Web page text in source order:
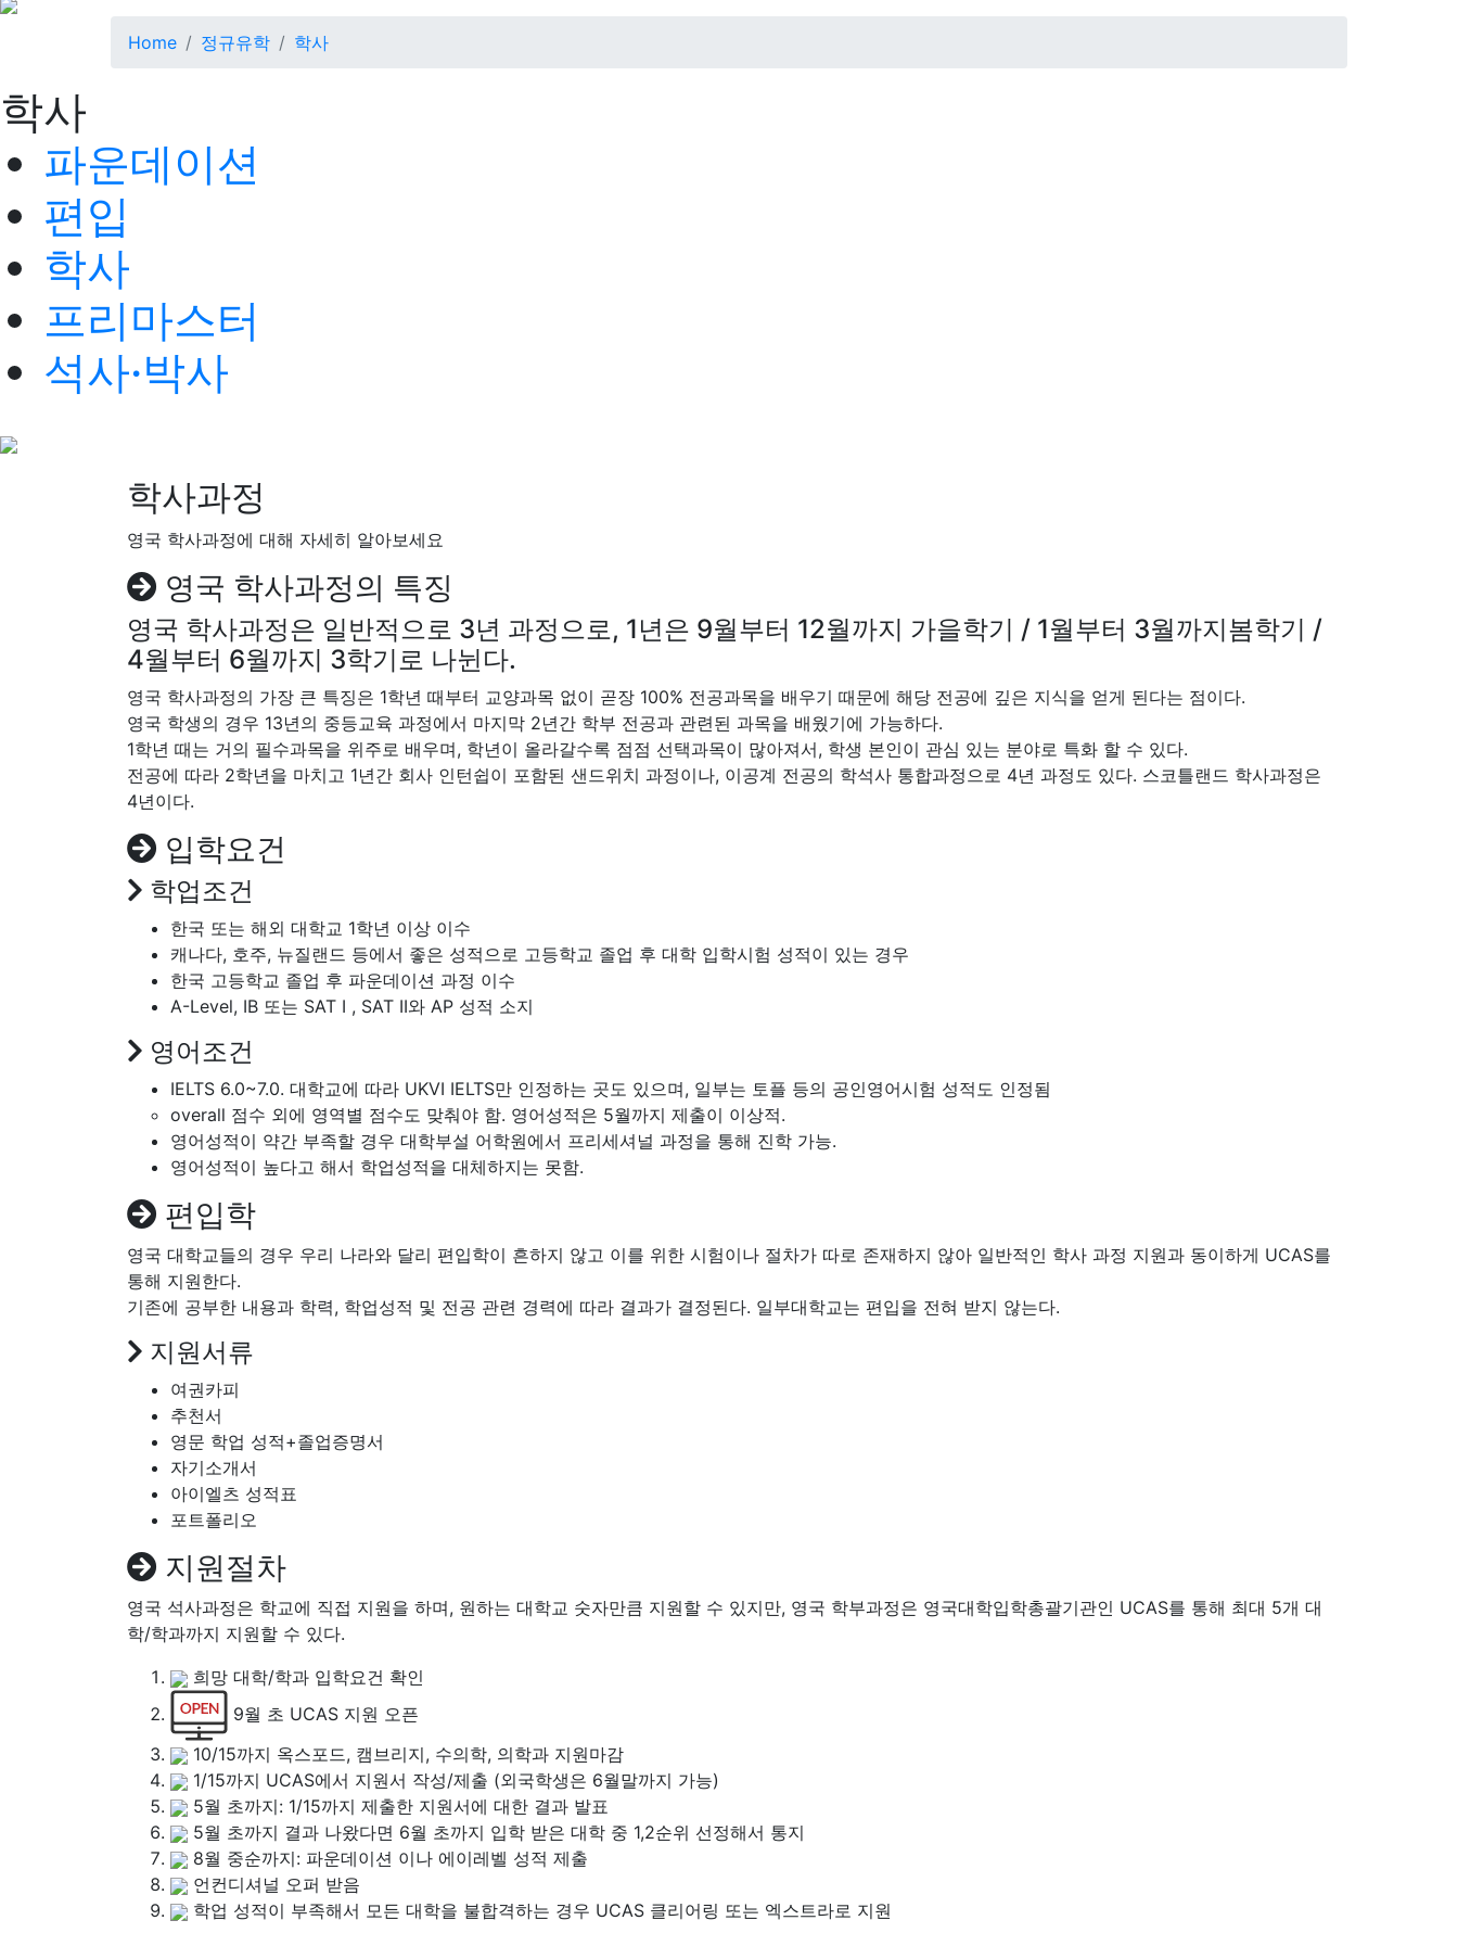
Home 정규유학 학사
학사
파운데이션
편입
학사
프리마스터
석사·박사
학사과정
영국 학사과정에 대해 자세히 알아보세요
영국 학사과정의 특징
영국 학사과정은 일반적으로 3년 과정으로, 1년은 9월부터 12월까지 가을학기 / 1월부터 3월까지봄학기 /
4월부터 6월까지 3학기로 나뉜다.
영국 학사과정의 가장 큰 특징은 1학년 때부터 교양과목 없이 곧장 100% 전공과목을 배우기 때문에 해당 전공에 깊은 지식을 얻게 된다는 점이다.
영국 학생의 경우 13년의 중등교육 과정에서 마지막 2년간 학부 전공과 관련된 과목을 배웠기에 가능하다.
1학년 때는 거의 필수과목을 위주로 배우며, 학년이 올라갈수록 점점 선택과목이 많아져서, 학생 본인이 관심 있는 분야로 특화 할 수 있다.
전공에 따라 2학년을 마치고 1년간 회사 인턴쉽이 포함된 샌드위치 과정이나, 이공계 전공의 학석사 통합과정으로 4년 과정도 있다. 스코틀랜드 학사과정은
4년이다.
입학요건
학업조건
한국 또는 해외 대학교 1학년 이상 이수
캐나다, 호주, 뉴질랜드 등에서 좋은 성적으로 고등학교 졸업 후 대학 입학시험 성적이 있는 경우
한국 고등학교 졸업 후 파운데이션 과정 이수
A-Level, IB 또는 SAT I , SAT II와 AP 성적 소지
영어조건
IELTS 6.0~7.0. 대학교에 따라 UKVI IELTS만 인정하는 곳도 있으며, 일부는 토플 등의 공인영어시험 성적도 인정됨
overall 점수 외에 영역별 점수도 맞춰야 함. 영어성적은 5월까지 제출이 이상적.
영어성적이 약간 부족할 경우 대학부설 어학원에서 프리세셔널 과정을 통해 진학 가능.
영어성적이 높다고 해서 학업성적을 대체하지는 못함.
편입학
영국 대학교들의 경우 우리 나라와 달리 편입학이 흔하지 않고 이를 위한 시험이나 절차가 따로 존재하지 않아 일반적인 학사 과정 지원과 동이하게 UCAS를
통해 지원한다.
기존에 공부한 내용과 학력, 학업성적 및 전공 관련 경력에 따라 결과가 결정된다. 일부대학교는 편입을 전혀 받지 않는다.
지원서류
여권카피
추천서
영문 학업 성적+졸업증명서
자기소개서
아이엘츠 성적표
포트폴리오
지원절차
영국 석사과정은 학교에 직접 지원을 하며, 원하는 대학교 숫자만큼 지원할 수 있지만, 영국 학부과정은 영국대학입학총괄기관인 UCAS를 통해 최대 5개 대
학/학과까지 지원할 수 있다.
희망 대학/학과 입학요건 확인
9월 초 UCAS 지원 오픈
10/15까지 옥스포드, 캠브리지, 수의학, 의학과 지원마감
1/15까지 UCAS에서 지원서 작성/제출 (외국학생은 6월말까지 가능)
5월 초까지: 1/15까지 제출한 지원서에 대한 결과 발표
5월 초까지 결과 나왔다면 6월 초까지 입학 받은 대학 중 1,2순위 선정해서 통지
8월 중순까지: 파운데이션 이나 에이레벨 성적 제출
언컨디셔널 오퍼 받음
학업 성적이 부족해서 모든 대학을 불합격하는 경우 UCAS 클리어링 또는 엑스트라로 지원